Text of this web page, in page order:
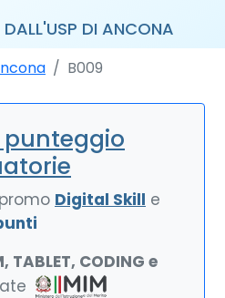
DI ANCONA
B009
Digital Skill e
TABLET, CODING e